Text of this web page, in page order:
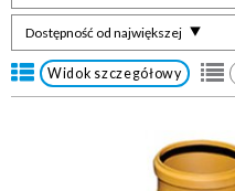
Dostępność od największej
Widok szczegółowy